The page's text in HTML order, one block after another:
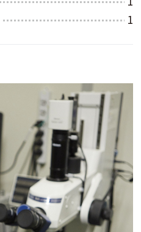
1